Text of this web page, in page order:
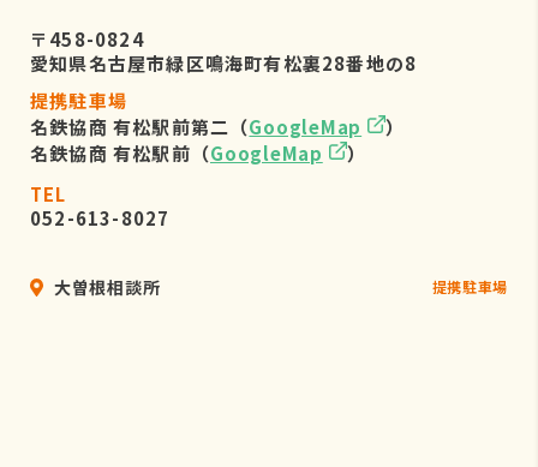
〒458-0824
愛知県名古屋市緑区鳴海町有松裏28番地の8
提携駐車場
名鉄協商 有松駅前第二（GoogleMap
）
名鉄協商 有松駅前（GoogleMap
）
TEL
052-613-8027
大曽根相談所 提携駐車場